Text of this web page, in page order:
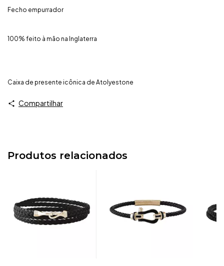
Fecho empurrador
100% feito à mão na Inglaterra
Caixa de presente icônica de Atolyestone
Compartilhar
Produtos relacionados